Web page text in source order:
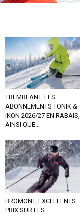
TREMBLANT, LES
ABONNEMENTS TONIK &
IKON 2026/27 EN RABAIS,
AINSI QUE...
BROMONT, EXCELLENTS
PRIX SUR LES